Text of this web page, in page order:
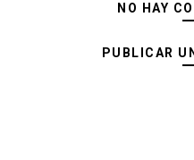
NO HAY
PUBLICAR